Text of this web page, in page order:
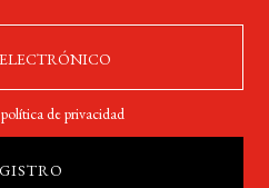
política de privacidad